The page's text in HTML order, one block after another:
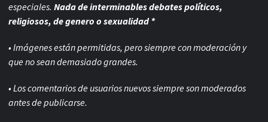
especiales. Nada de interminables debates políticos,
religiosos, de genero o sexualidad *
• Imágenes están permitidas, pero siempre conmoderación y
que no sean demasiado grandes.
• Los comentarios de usuarios nuevos siempre son moderados
antes de publicarse.